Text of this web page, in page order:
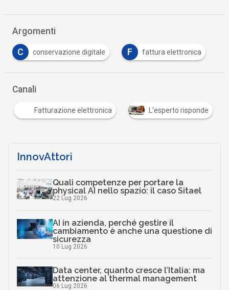
Argomenti
C conservazione digitale F fattura elettronica
Canali
Fatturazione elettronica L'esperto risponde
InnovAttori
Quali competenze per portare la
physical AI nello spazio: il caso Sitael
22 Lug 2026
AI in azienda, perché gestire il
cambiamento è anche una questione di
sicurezza
10 Lug 2026
Data center, quanto cresce l’Italia: ma
attenzione al thermal management
06 Lug 2026